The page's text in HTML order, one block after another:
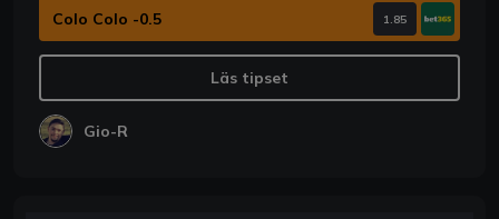
Colo Colo -0.5 1.85
Läs tipset
Gio-R